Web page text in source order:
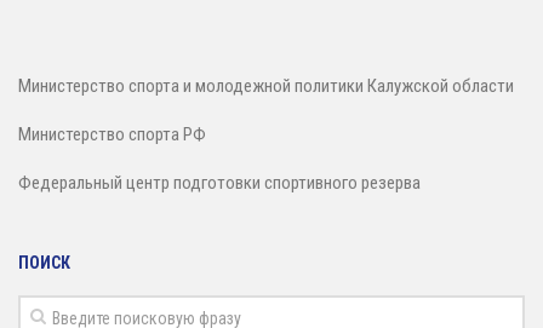
Министерство спорта и молодежной политики Калужской области
Министерство спорта РФ
Федеральный центр подготовки спортивного резерва
ПОИСК